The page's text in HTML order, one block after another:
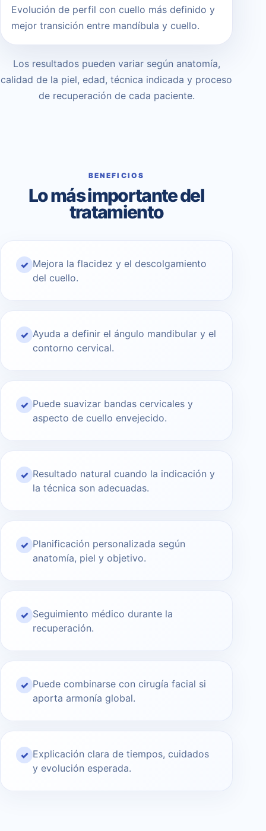
Evolución de perfil con cuello más definido y
mejor transición entre mandíbula y cuello.
Los resultados pueden variar según anatomía,
calidad de la piel, edad, técnica indicada y proceso
de recuperación de cada paciente.
BENEFICIOS
Lo más importante del
tratamiento
✓ Mejora la flacidez y el descolgamiento
del cuello.
✓ Ayuda a definir el ángulo mandibular y el
contorno cervical.
✓ Puede suavizar bandas cervicales y
aspecto de cuello envejecido.
✓ Resultado natural cuando la indicación y
la técnica son adecuadas.
✓ Planificación personalizada según
anatomía, piel y objetivo.
✓ Seguimiento médico durante la
recuperación.
✓ Puede combinarse con cirugía facial si
aporta armonía global.
✓ Explicación clara de tiempos, cuidados
y evolución esperada.